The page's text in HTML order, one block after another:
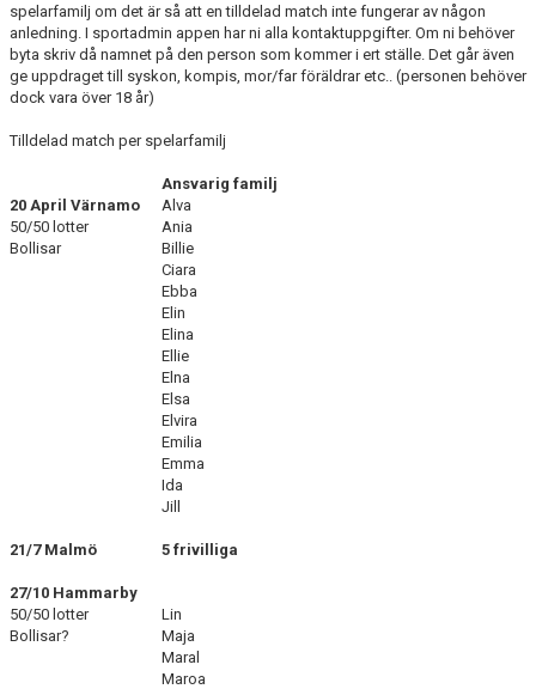
spelarfamilj om det är så att en tilldelad match inte fungerar av någon
anledning. I sportadmin appen har ni alla kontaktuppgifter. Om ni behöver
byta skriv då namnet på den person som kommer i ert ställe. Det går även
ge uppdraget till syskon, kompis, mor/far föräldrar etc.. (personen behöver
dock vara över 18 år)
Tilldelad match per spelarfamilj
Ansvarig familj
20 April Värnamo
Alva
50/50 lotter
Ania
Bollisar
Billie
Ciara
Ebba
Elin
Elina
Ellie
Elna
Elsa
Elvira
Emilia
Emma
Ida
Jill
21/7 Malmö 5 frivilliga
27/10 Hammarby
50/50 lotter
Lin
Bollisar?
Maja
Maral
Maroa